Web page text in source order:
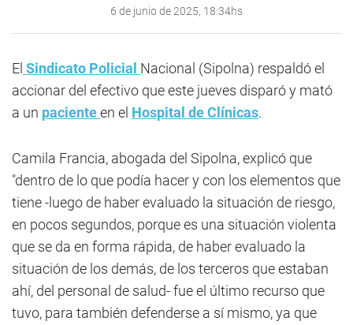
6 de junio de 2025, 18:34hs
El Sindicato Policial Nacional (Sipolna) respaldó el
accionar del efectivo que este jueves disparó y mató
a un pacienteen el Hospital de Clínicas.
Camila Francia, abogada del Sipolna, explicó que
"dentro de lo que podía hacer y con los elementos que
tiene -luego de haber evaluado la situación de riesgo,
en pocos segundos, porque es una situación violenta
que se da en forma rápida, de haber evaluado la
situación de los demás, de los terceros que estaban
ahí, del personal de salud- fue el último recurso que
tuvo, para también defenderse a sí mismo, ya que